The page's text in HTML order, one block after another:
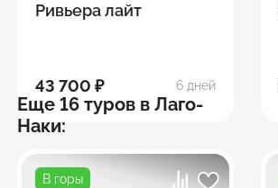
Ривьера лайт
43 700 ₽ 6 дней
Еще 16 туров в Лаго-
Наки:
В горы